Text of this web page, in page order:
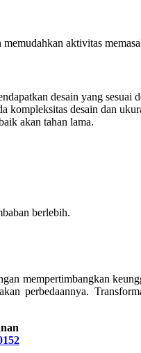
aktivitas
desain yang sesuai
kompleksitas desain dan
akan tahan lama.
berlebih.
mempertimbangkan
perbedaannya.